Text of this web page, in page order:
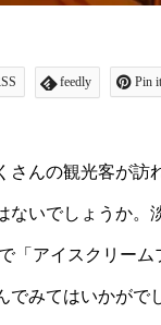
feedly Pin it
んの観光客が訪
ないでしょうか。
「アイスクリーム
みてはいかがで